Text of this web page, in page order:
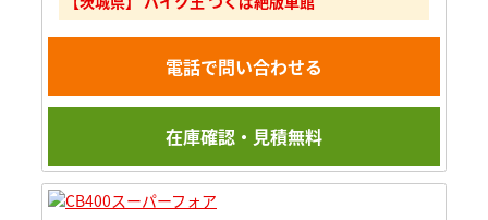
電話で問い合わせる
在庫確認・見積無料